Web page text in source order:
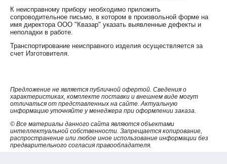
К неисправному прибору необходимо приложить
сопроводительное письмо, в котором в произвольной форме на
имя директора ООО "Квазар" указать выявленные дефекты и
неполадки в работе.
Транспортирование неисправного изделия осуществляется за
счет Изготовителя.
Предложение не является публичной офертой. Сведения о
характеристиках, комплекте поставки и внешнем виде могут
отличаться от представленных на сайте. Актуальную
информацию уточняйте у менеджера при оформлении заказа.
© Все материалы данного сайта являются объектами
интеллектуальной собственности. Запрещается копирование,
распространение или любое иное использование информации без
предварительного согласия правообладателя.